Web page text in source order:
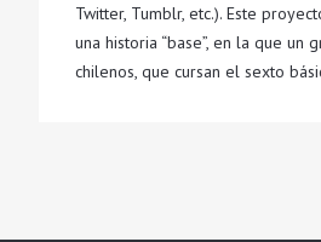
Twitter, Tumblr, etc.). Este
una historia “base”, en la que un
chilenos, que cursan el sexto